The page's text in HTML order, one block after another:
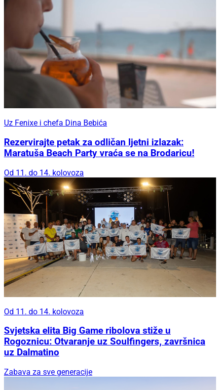
Uz Fenixe i chefa Dina Bebića
Rezervirajte petak za odličan ljetni izlazak:
Maratuša Beach Party vraća se na Brodaricu!
Od 11. do 14. kolovoza
Od 11. do 14. kolovoza
Svjetska elita Big Game ribolova stiže u
Rogoznicu: Otvaranje uz Soulfingers, završnica
uz Dalmatino
Zabava za sve generacije